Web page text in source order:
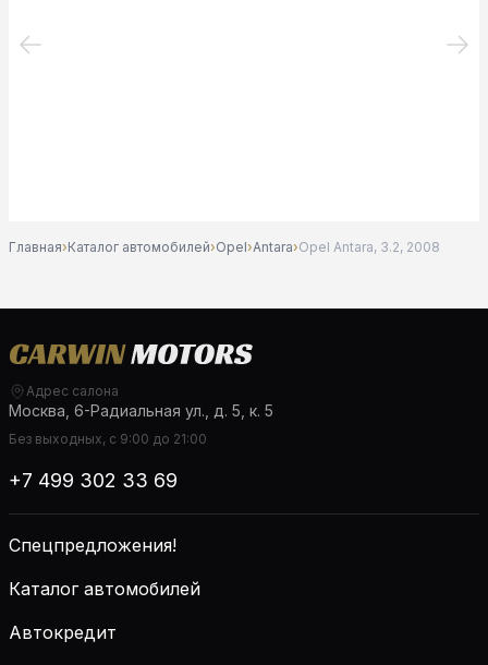
Главная›Каталог автомобилей›Opel›Antara›Opel Antara, 3.2, 2008
Адрес салона
Москва, 6-Радиальная ул., д. 5, к. 5
Без выходных, с 9:00 до 21:00
+7 499 302 33 69
Спецпредложения!
Каталог автомобилей
Автокредит